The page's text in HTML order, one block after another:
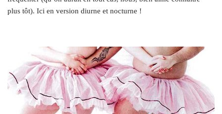
plus tôt). Ici en version diurne et nocturne !